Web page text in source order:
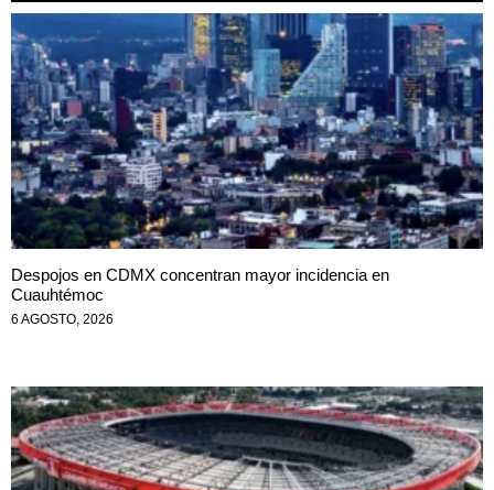
Despojos en CDMX concentran mayor incidencia en
Cuauhtémoc
6 AGOSTO, 2026